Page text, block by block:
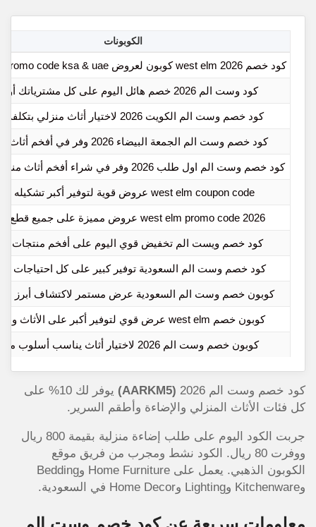
الكوبونات
كود خصم west elm 2026 كوبون لعروض west elm promo code ksa & uae
كود وست الم 2026 خصم هائل اليوم على كل مشترياتك أونلاين
كود خصم وست الم الكويت 2026 لاختيار أثاث منزلي بتكلفة أذكى
كود خصم وست الم الجمعة البيضاء 2026 وفر في أفخم أثاث منزلي
كود خصم وست الم اول طلب 2026 وفر في شراء أفخم أثاث منزلي حصري
west elm coupon code عروض قوية لتوفير أكبر تشكيله أثاث
west elm promo code 2026 عروض مميزة على جميع قطع الأثاث
كود خصم ويست الم تخفيض قوي اليوم على أفخم منتجات
كود خصم وست الم السعودية توفير كبير على كل احتياجات
كوبون خصم وست الم السعودية عرض مستمر لاكتشاف أبرز
كوبون خصم west elm عرض قوي لتوفير أكبر على الأثاث والديكور
كوبون خصم وست الم 2026 لاختيار أثاث يناسب أسلوب منزلك
كود خصم وست الم 2026 (AARKM5)
يوفر لك 10% على
كل فئات الأثاث المنزلي والإضاءة وأطقم السرير.
جربت الكود اليوم على طلب إضاءة منزلية بقيمة 800 ريال
ووفرت 80 ريال. الكود نشط ومجرب من فريق موقع
الكوبون الذهبي. يعمل على Home Furniture وBedding
وKitchenware وLighting وHome Decor في السعودية.